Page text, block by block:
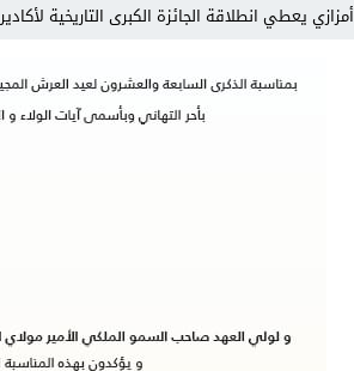
أمزازي يعطي انطلاقة الجائزة الكبرى التاريخية